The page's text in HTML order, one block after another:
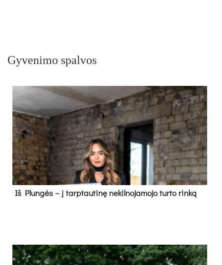
Gyvenimo spalvos
Iš Plungės – į tarptautinę nekilnojamojo turto rinką